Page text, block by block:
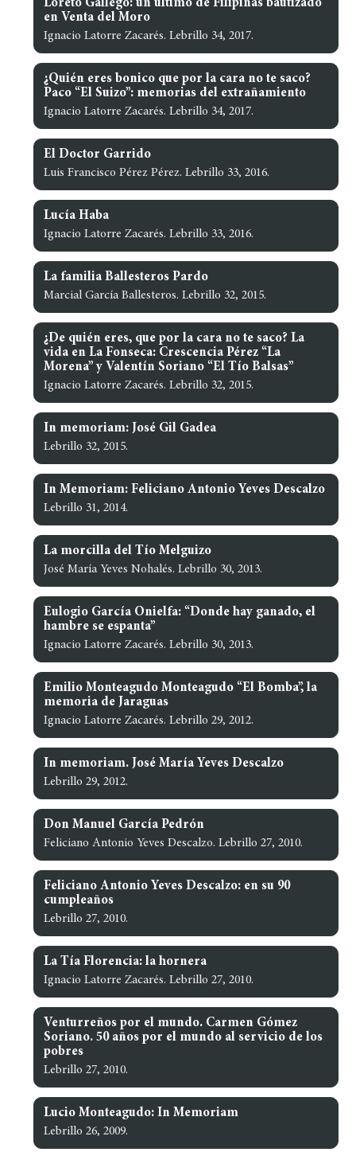
Loreto Gallego: un último de Filipinas bautizado
en Venta del Moro
Ignacio Latorre Zacarés. Lebrillo 34, 2017.
¿Quién eres bonico que por la cara no te saco?
Paco “El Suizo”: memorias del extrañamiento
Ignacio Latorre Zacarés. Lebrillo 34, 2017.
El Doctor Garrido
Luis Francisco Pérez Pérez. Lebrillo 33, 2016.
Lucía Haba
Ignacio Latorre Zacarés. Lebrillo 33, 2016.
La familia Ballesteros Pardo
Marcial García Ballesteros. Lebrillo 32, 2015.
¿De quién eres, que por la cara no te saco? La
vida en La Fonseca: Crescencia Pérez “La
Morena” y Valentín Soriano “El Tío Balsas”
Ignacio Latorre Zacarés. Lebrillo 32, 2015.
In memoriam: José Gil Gadea
Lebrillo 32, 2015.
In Memoriam: Feliciano Antonio Yeves Descalzo
Lebrillo 31, 2014.
La morcilla del Tío Melguizo
José María Yeves Nohalés. Lebrillo 30, 2013.
Eulogio García Onielfa: “Donde hay ganado, el
hambre se espanta”
Ignacio Latorre Zacarés. Lebrillo 30, 2013.
Emilio Monteagudo Monteagudo “El Bomba”, la
memoria de Jaraguas
Ignacio Latorre Zacarés. Lebrillo 29, 2012.
In memoriam. José María Yeves Descalzo
Lebrillo 29, 2012.
Don Manuel García Pedrón
Feliciano Antonio Yeves Descalzo. Lebrillo 27, 2010.
Feliciano Antonio Yeves Descalzo: en su 90
cumpleaños
Lebrillo 27, 2010.
La Tía Florencia: la hornera
Ignacio Latorre Zacarés. Lebrillo 27, 2010.
Venturreños por el mundo. Carmen Gómez
Soriano. 50 años por el mundo al servicio de los
pobres
Lebrillo 27, 2010.
Lucio Monteagudo: In Memoriam
Lebrillo 26, 2009.